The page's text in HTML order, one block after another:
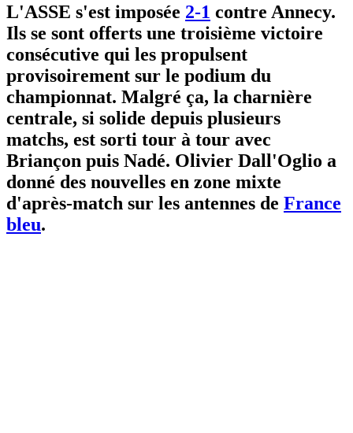
L'ASSE s'est imposée 2-1 contre Annecy.
Ils se sont offerts une troisième victoire
consécutive qui les propulsent
provisoirement sur le podium du
championnat. Malgré ça, la charnière
centrale, si solide depuis plusieurs
matchs, est sorti tour à tour avec
Briançon puis Nadé. Olivier Dall'Oglio a
donné des nouvelles en zone mixte
d'après-match sur les antennes de France
bleu.